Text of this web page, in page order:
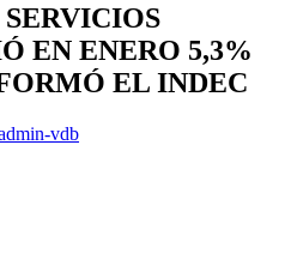
EN ENERO 5,3%
EL INDEC
vdb